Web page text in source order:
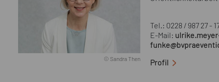
© Sandra Then
Tel.: 0228 / 987 27 -
E-Mail:
Profil